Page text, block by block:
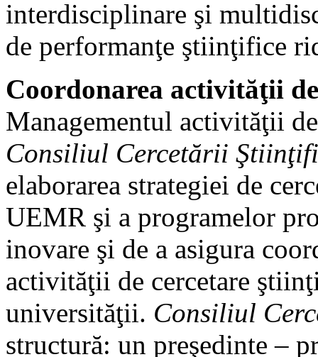
interdisciplinare şi
de performanţe ştiinţifice
Coordonarea activităţii
Managementul activităţii
Consiliul Cercetării
elaborarea strategiei de
UEMR şi a programelor
inovare şi de a asigura
activităţii de cercetare
universităţii. Consiliul
structură: un preşedinte –